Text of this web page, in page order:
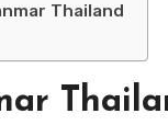
Thailand